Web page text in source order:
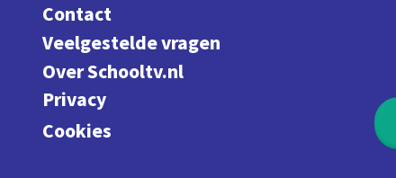
Contact
Veelgestelde vragen
Over Schooltv.nl
Privacy
Cookies